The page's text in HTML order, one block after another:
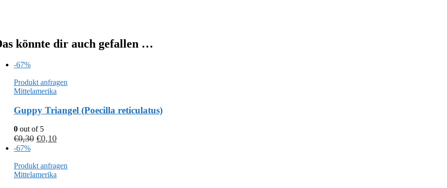
könnte dir auch gefallen …
-67%
Produkt anfragen
Mittelamerika
Guppy Triangel (Poecilla reticulatus)
0 out of 5
€0,30 €0,10
-67%
Produkt anfragen
Mittelamerika